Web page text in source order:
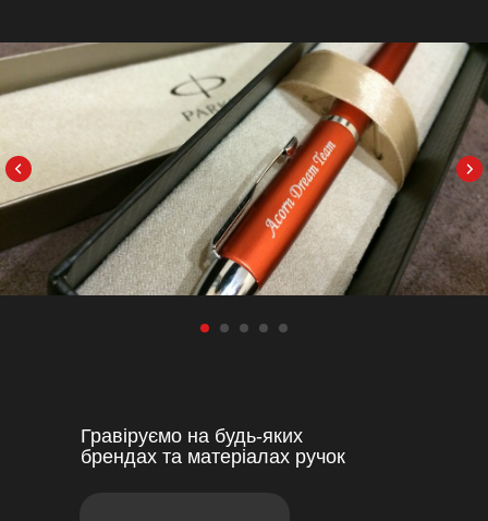
Гравіруємо на будь-яких
брендах та матеріалах ручок